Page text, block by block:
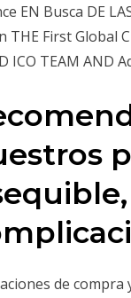
EN Busca DE
THE First Global
ICO TEAM AND
de compra